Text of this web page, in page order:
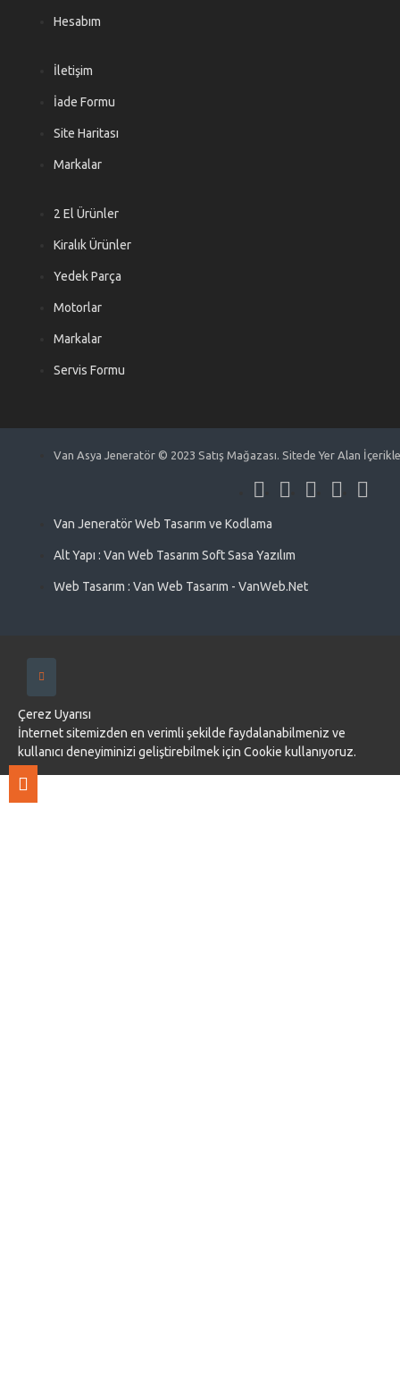
Hesabım
İletişim
İade Formu
Site Haritası
Markalar
2 El Ürünler
Kiralık Ürünler
Yedek Parça
Motorlar
Markalar
Servis Formu
Van Asya Jeneratör © 2023 Satış Mağazası. Sitede Yer Alan
Van Jeneratör Web Tasarım ve Kodlama
Alt Yapı : Van Web Tasarım Soft Sasa Yazılım
Web Tasarım : Van Web Tasarım - VanWeb.Net
Çerez Uyarısı
İnternet sitemizden en verimli şekilde faydalanabilmeniz ve
kullanıcı deneyiminizi geliştirebilmek için Cookie kullanıyoruz.